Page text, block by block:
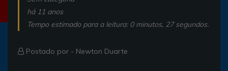
há 11 anos
Tempo estimado para a leitura: 0 minutos, 27 segundos.
Postado por - Newton Duarte